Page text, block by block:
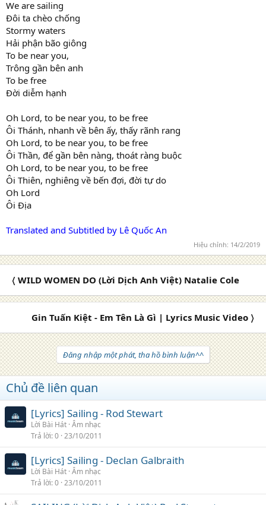
We are sailing
Đôi ta chèo chống
Stormy waters
Hải phận bão giông
To be near you,
Trông gần bên anh
To be free
Đời diễm hạnh
Oh Lord, to be near you, to be free
Ôi Thánh, nhanh về bên ấy, thấy rãnh rang
Oh Lord, to be near you, to be free
Ôi Thần, để gần bên nàng, thoát ràng buộc
Oh Lord, to be near you, to be free
Ôi Thiên, nghiêng về bến đợi, đời tự do
Oh Lord
Ôi Địa
Translated and Subtitled by Lê Quốc An
Hiệu chỉnh: 14/2/2019
〈 WILD WOMEN DO (Lời Dịch Anh Việt) Natalie Cole
Gin Tuấn Kiệt - Em Tên Là Gì | Lyrics Music Video 〉
Đăng nhập một phát, tha hồ bình luận^^
Chủ đề liên quan
[Lyrics] Sailing - Rod Stewart
Lời Bài Hát Âm nhạc
Trả lời 0 23/10/2011
[Lyrics] Sailing - Declan Galbraith
Lời Bài Hát Âm nhạc
Trả lời 0 23/10/2011